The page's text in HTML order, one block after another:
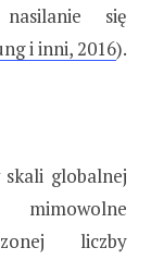
się
i inni, 2016).
globalnej
liczby